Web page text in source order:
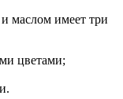
маслом имеет три
цветами;